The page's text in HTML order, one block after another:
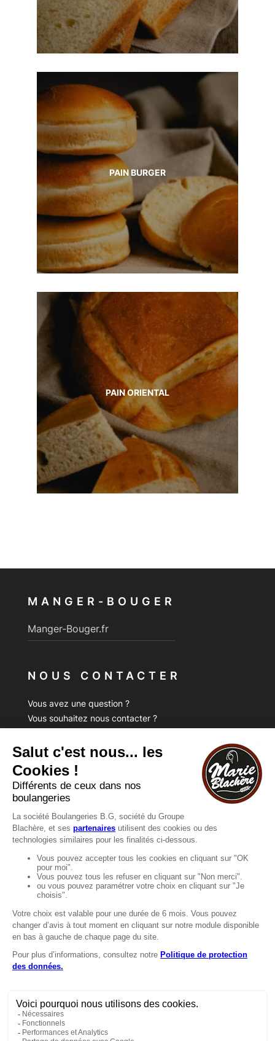
PAIN BURGER
PAIN ORIENTAL
MANGER-BOUGER
Manger-Bouger.fr
NOUS CONTACTER
Vous avez une question ?
Vous souhaitez nous contacter ?
FAQ
Recrutement
MENTIONS
Mentions légales
Protection des données
LignÉthique
Caractéristiques environnementales des
emballages
Copyright © 2024 Marie Blachère